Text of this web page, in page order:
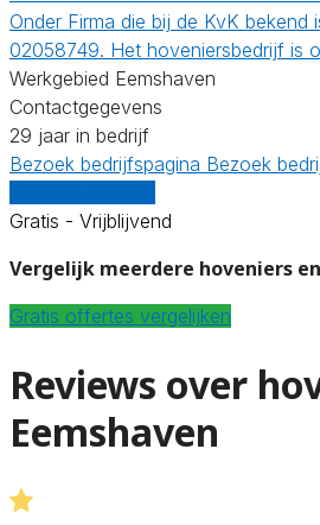
Onder Firma die bij de KvK bekend
02058749. Het hoveniersbedrijf is
Werkgebied Eemshaven
Contactgegevens
29 jaar in bedrijf
Bezoek bedrijfspagina Bezoek
Gratis - Vrijblijvend
Vergelijk meerdere hoveniers
Gratis offertes vergelijken
Reviews over
Eemshaven